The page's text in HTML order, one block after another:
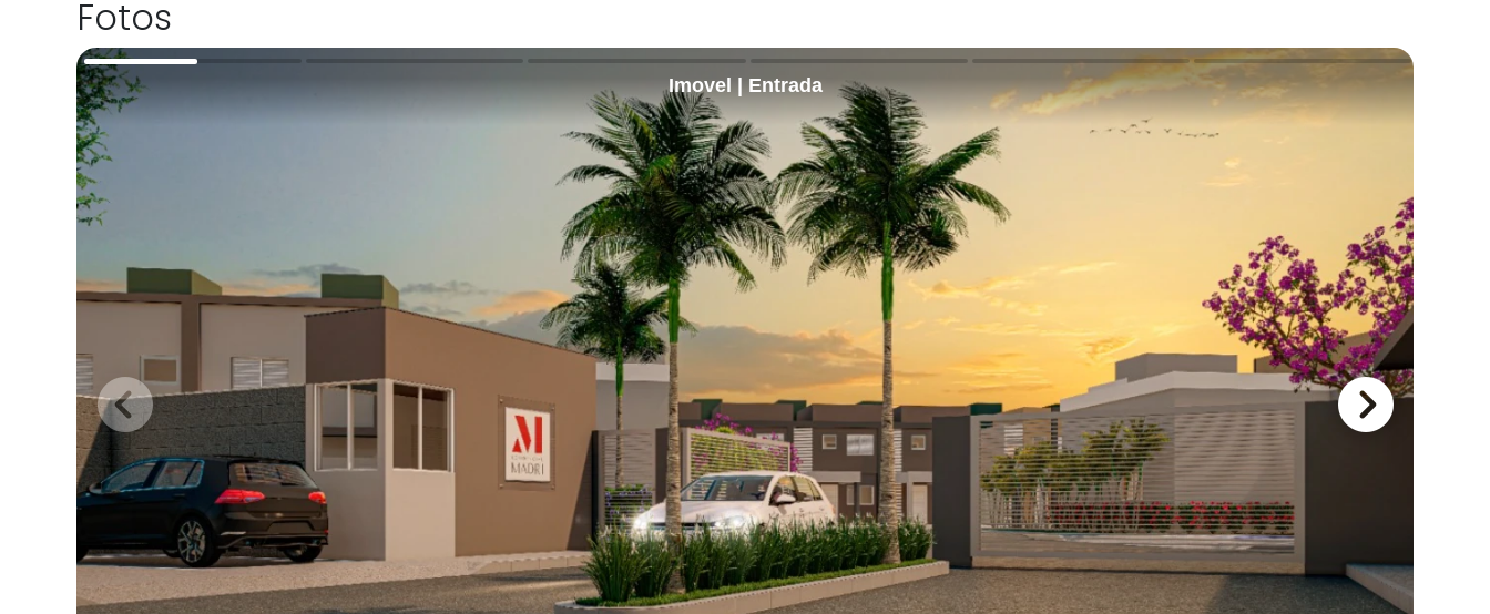
Fotos
Imovel | Entrada